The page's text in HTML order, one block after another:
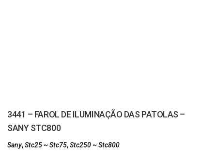
3441 – FAROL DE ILUMINAÇÃO DAS PATOLAS –
SANY STC800
Sany,Stc25 ~ Stc75,Stc250 ~ Stc800